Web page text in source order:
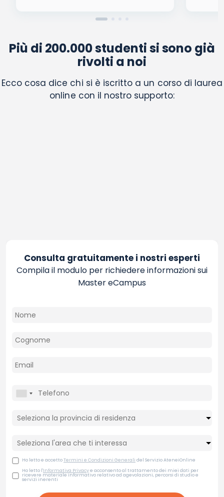
Più di 200.000 studenti si sono già
rivolti a noi
Ecco cosa dice chi si è iscritto a un corso di laurea
online con il nostro supporto:
Consulta gratuitamente i nostri esperti
Compila il modulo per richiedere informazioni sui
Master eCampus
Ho letto e accettoTermini e Condizioni Generali del Servizio AteneiOnline
Ho letto l'Informativa Privacye acconsento al trattamento dei miei dati per
ricevere materiale informativo relativo ad agevolazioni, percorsi di studio e
servizi inerenti